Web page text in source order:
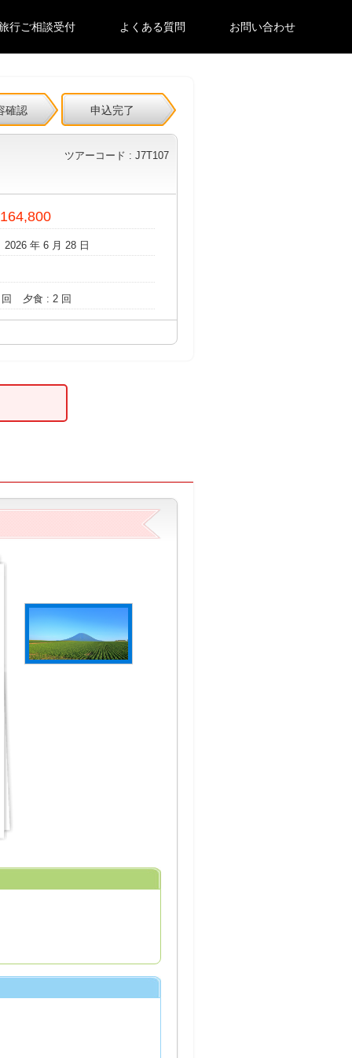
行ご相談受付 よくある質問 お問い合わせ
確認 申込完了
ツアーコード : J7T107
年 6 月 28 日
夕食 : 2 回